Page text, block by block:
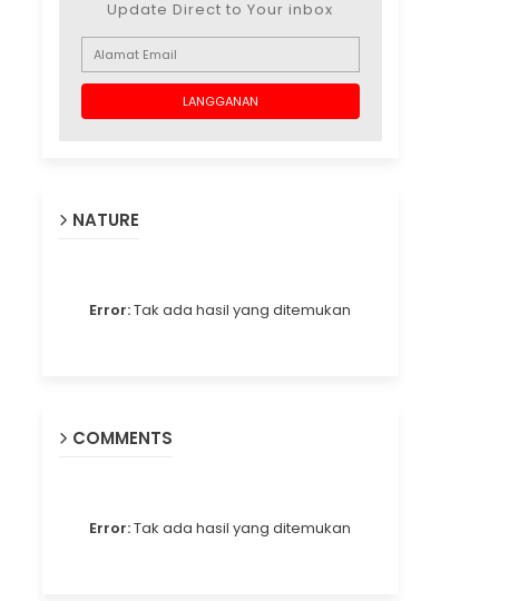
Update Direct to Your inbox
NATURE
Error:Tak ada hasil yang ditemukan
COMMENTS
Error:Tak ada hasil yang ditemukan